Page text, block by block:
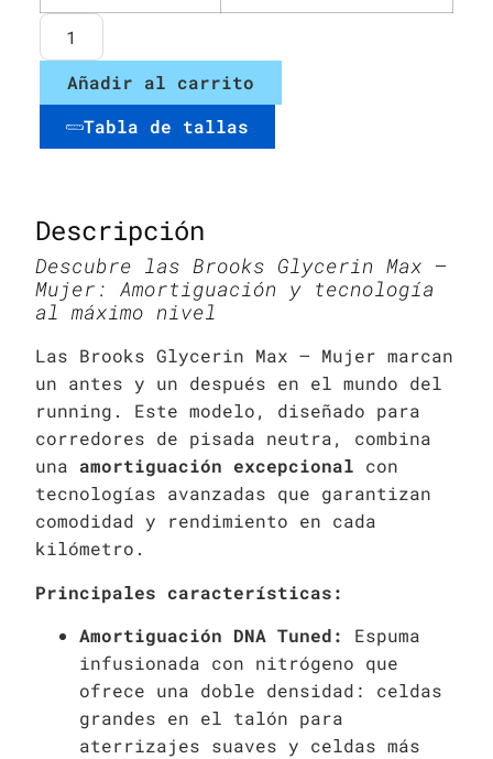
Añadir al carrito
Tabla de tallas
Descripción
Descubre las Brooks Glycerin Max –
Mujer: Amortiguación y tecnología
al máximo nivel
Las Brooks Glycerin Max – Mujer marcan
un antes y un después en el mundo del
running. Este modelo, diseñado para
corredores de pisada neutra, combina
una amortiguación excepcional con
tecnologías avanzadas que garantizan
comodidad y rendimiento en cada
kilómetro.
Principales características:
Amortiguación DNA Tuned:
Espuma
infusionada con nitrógeno que
ofrece una doble densidad: celdas
grandes en el talón para
aterrizajes suaves y celdas más